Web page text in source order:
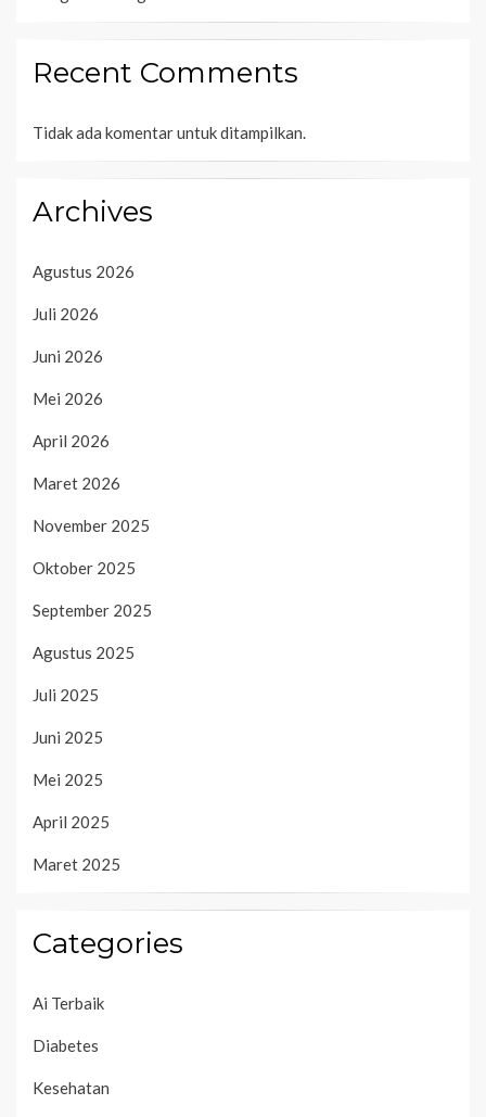
Recent Comments
Tidak ada komentar untuk ditampilkan.
Archives
Agustus 2026
Juli 2026
Juni 2026
Mei 2026
April 2026
Maret 2026
November 2025
Oktober 2025
September 2025
Agustus 2025
Juli 2025
Juni 2025
Mei 2025
April 2025
Maret 2025
Categories
Ai Terbaik
Diabetes
Kesehatan